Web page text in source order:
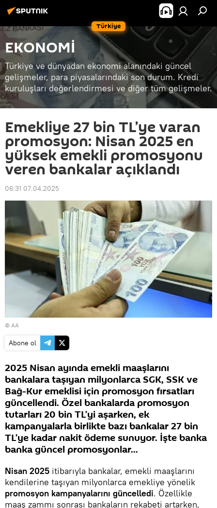
Türkiye
EKONOMİ
Türkiye ve dünyadan ekonomi alanındaki güncel
gelişmeler, para piyasalarındaki son durum. Kredi
kuruluşları değerlendirmesi ve diğer tüm gelişmeler.
Emekliye 27 bin TL’ye varan
promosyon: Nisan 2025 en
yüksek emekli promosyonu
veren bankalar açıklandı
06:31 07.04.2025
© AA
Abone ol
2025 Nisan ayında emekli maaşlarını
bankalara taşıyan milyonlarca SGK, SSK ve
Bağ-Kur emeklisi için promosyon fırsatları
güncellendi. Özel bankalarda promosyon
tutarları 20 bin TL’yi aşarken, ek
kampanyalarla birlikte bazı bankalar 27 bin
TL’ye kadar nakit ödeme sunuyor. İşte banka
banka güncel promosyonlar...
Nisan 2025 itibarıyla bankalar, emekli maaşlarını
kendilerine taşıyan milyonlarca emekliye yönelik
promosyon kampanyalarını güncelledi. Özellikle
maaş zammı sonrası bankaların rekabeti artarken,